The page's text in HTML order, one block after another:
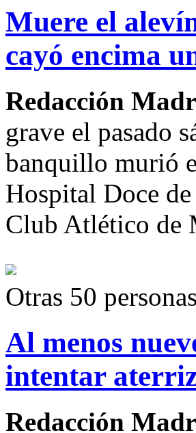
Muere el
cayó encima
Redacción
grave el pasado
banquillo murió
Hospital Doce
Club Atlético de
Otras 50
Al menos
intentar
Redacción